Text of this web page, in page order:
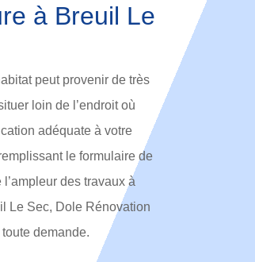
à Breuil Le
peut provenir de très
loin de l’endroit où
adéquate à votre
le formulaire de
des travaux à
Le Sec, Dole Rénovation
demande.